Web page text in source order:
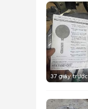
37 giây trước